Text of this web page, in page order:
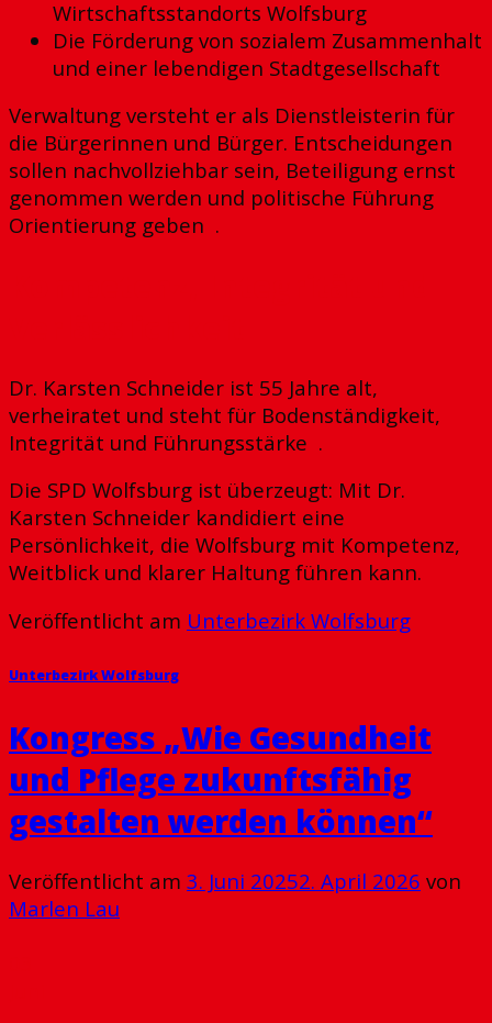
Wirtschaftsstandorts Wolfsburg
Die Förderung von sozialem Zusammenhalt
und einer lebendigen Stadtgesellschaft
Verwaltung versteht er als Dienstleisterin für
die Bürgerinnen und Bürger. Entscheidungen
sollen nachvollziehbar sein, Beteiligung ernst
genommen werden und politische Führung
Orientierung geben .
Dr. Karsten Schneider ist 55 Jahre alt,
verheiratet und steht für Bodenständigkeit,
Integrität und Führungsstärke .
Die SPD Wolfsburg ist überzeugt: Mit Dr.
Karsten Schneider kandidiert eine
Persönlichkeit, die Wolfsburg mit Kompetenz,
Weitblick und klarer Haltung führen kann.
Veröffentlicht am Unterbezirk Wolfsburg
Unterbezirk Wolfsburg
Kongress „Wie Gesundheit
und Pflege zukunftsfähig
gestalten werden können“
Veröffentlicht am 3. Juni 20252. April 2026 von
Marlen Lau